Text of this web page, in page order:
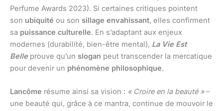
Perfume Awards 2023). Si certaines critiques pointent
son ubiquité ou son sillage envahissant, elles confirment
sa puissance culturelle. En s’adaptant aux enjeux
modernes (durabilité, bien-être mental), La Vie Est
Belleprouve qu’un slogan peut transcender la mercatique
pour devenir un phénomène philosophique.
Lancôme résume ainsi sa vision : « Croire en la beauté »–
une beauté qui, grâce à ce mantra, continue de mouvoir le